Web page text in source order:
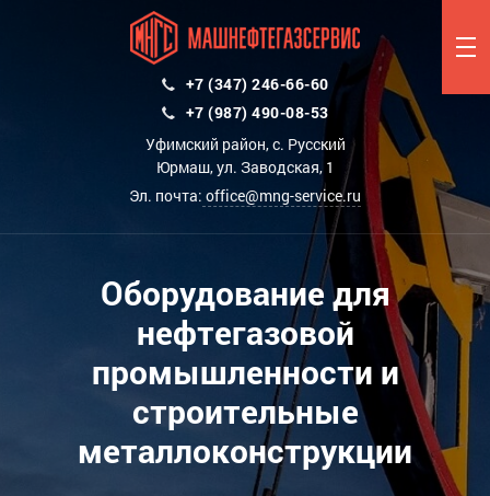
+7 (347) 246-66-60
+7 (987) 490-08-53
Уфимский район, с. Русский
Юрмаш, ул. Заводская, 1
Эл. почта: office@mng-service.ru
Оборудование для
нефтегазовой
промышленности и
строительные
металлоконструкции